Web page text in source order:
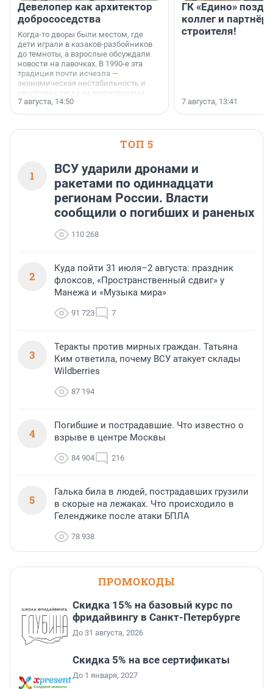
Девелопер как архитектор
добрососедства
Когда-то дворы были местом, где
дети играли в казаков-разбойников
до темноты, а взрослые обсуждали
новости на лавочках. В 1990-е эта
традиция почти исчезла —
экономическая нестабильность и
отсутствие ухода за территориями
сделали своё дело.
7 августа, 14:50
ГК «Едино»
коллег и
строителя!
7 августа, 13:41
ТОП 5
1
ВСУ ударили дронами и
ракетами по одиннадцати
регионам России. Власти
сообщили о погибших и раненых
110 268
2
Куда пойти 31 июля–2 августа: праздник
флоксов, «Пространственный сдвиг» у
Манежа и «Музыка мира»
91 723 7
3
Теракты против мирных граждан. Татьяна
Ким ответила, почему ВСУ атакует склады
Wildberries
87 194
4
Погибшие и пострадавшие. Что известно о
взрыве в центре Москвы
84 904 216
5
Галька била в людей, пострадавших грузили
в скорые на лежаках. Что происходило в
Геленджике после атаки БПЛА
78 938
ПРОМОКОДЫ
Скидка 15% на базовый курс по
фридайвингу в Санкт-Петербурге
До 31 августа, 2026
Скидка 5% на все сертификаты
До 1 января, 2027